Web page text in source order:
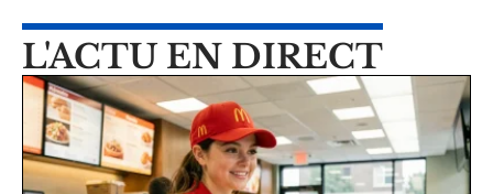
L'ACTU EN DIRECT